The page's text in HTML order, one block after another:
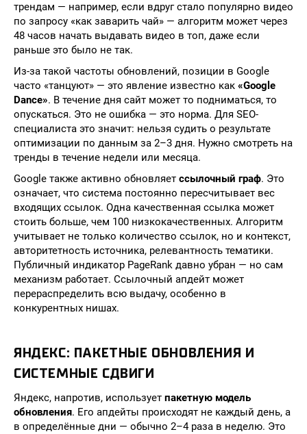
трендам — например, если вдруг стало популярно видео
по запросу «как заварить чай» — алгоритм может через
48 часов начать выдавать видео в топ, даже если
раньше это было не так.
Из-за такой частоты обновлений, позиции в Google
часто «танцуют» — это явление известно как «Google
Dance». В течение дня сайт может то подниматься, то
опускаться. Это не ошибка — это норма. Для SEO-
специалиста это значит: нельзя судить о результате
оптимизации по данным за 2–3 дня. Нужно смотреть на
тренды в течение недели или месяца.
Google также активно обновляет ссылочный граф. Это
означает, что система постоянно пересчитывает вес
входящих ссылок. Одна качественная ссылка может
стоить больше, чем 100 низкокачественных. Алгоритм
учитывает не только количество ссылок, но и контекст,
авторитетность источника, релевантность тематики.
Публичный индикатор PageRank давно убран — но сам
механизм работает. Ссылочный апдейт может
перераспределить всю выдачу, особенно в
конкурентных нишах.
ЯНДЕКС: ПАКЕТНЫЕ ОБНОВЛЕНИЯ И
СИСТЕМНЫЕ СДВИГИ
Яндекс, напротив, использует пакетную модель
обновления. Его апдейты происходят не каждый день, а
в определённые дни — обычно 2–4 раза в неделю. Это